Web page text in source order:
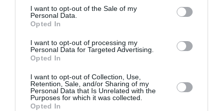
I want to opt-out of the Sale of my
Personal Data.
Opted In
I want to opt-out of processing my
Personal Data for Targeted Advertising.
Opted In
I want to opt-out of Collection, Use,
Retention, Sale, and/or Sharing of my
Personal Data that Is Unrelated with the
Purposes for which it was collected.
Opted In
Η εορτή του “Μάη – Θανάση” στη
Θουρία Μεσσηνίας